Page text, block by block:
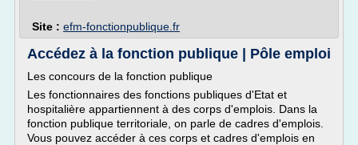
Site : efm-fonctionpublique.fr
Accédez à la fonction publique | Pôle emploi
Les concours de la fonction publique
Les fonctionnaires des fonctions publiques d'Etat et
hospitalière appartiennent à des corps d'emplois. Dans la
fonction publique territoriale, on parle de cadres d'emplois.
Vous pouvez accéder à ces corps et cadres d'emplois en